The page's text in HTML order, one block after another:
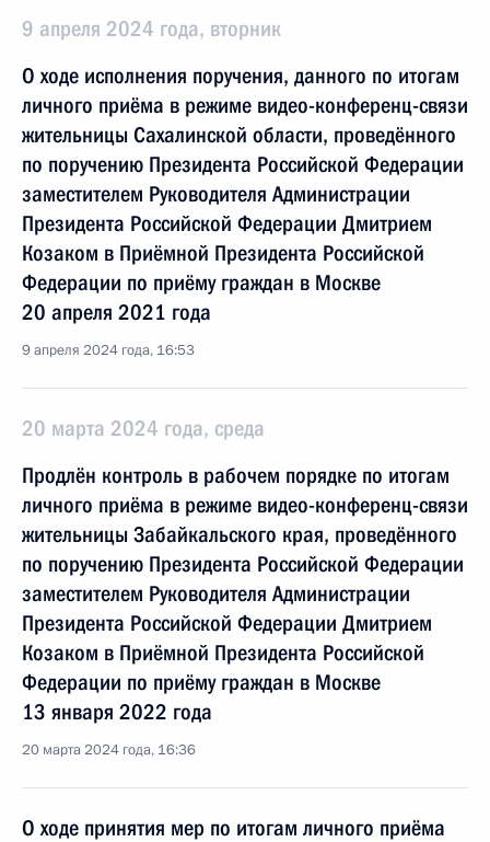
9 апреля 2024 года, вторник
О ходе исполнения поручения, данного по итогам
личного приёма в режиме видео-конференц-связи
жительницы Сахалинской области, проведённого
по поручению Президента Российской Федерации
заместителем Руководителя Администрации
Президента Российской Федерации Дмитрием
Козаком в Приёмной Президента Российской
Федерации по приёму граждан в Москве
20 апреля 2021 года
9 апреля 2024 года, 16:53
20 марта 2024 года, среда
Продлён контроль в рабочем порядке по итогам
личного приёма в режиме видео-конференц-связи
жительницы Забайкальского края, проведённого
по поручению Президента Российской Федерации
заместителем Руководителя Администрации
Президента Российской Федерации Дмитрием
Козаком в Приёмной Президента Российской
Федерации по приёму граждан в Москве
13 января 2022 года
20 марта 2024 года, 16:36
О ходе принятия мер по итогам личного приёма